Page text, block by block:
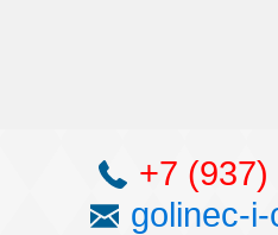
+7
golinec-